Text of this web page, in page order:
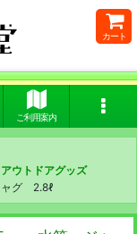
カート
ご利用案内
ウトドアグッズ
グ 2.8ℓ